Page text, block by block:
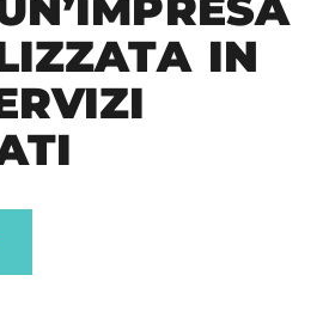
IN